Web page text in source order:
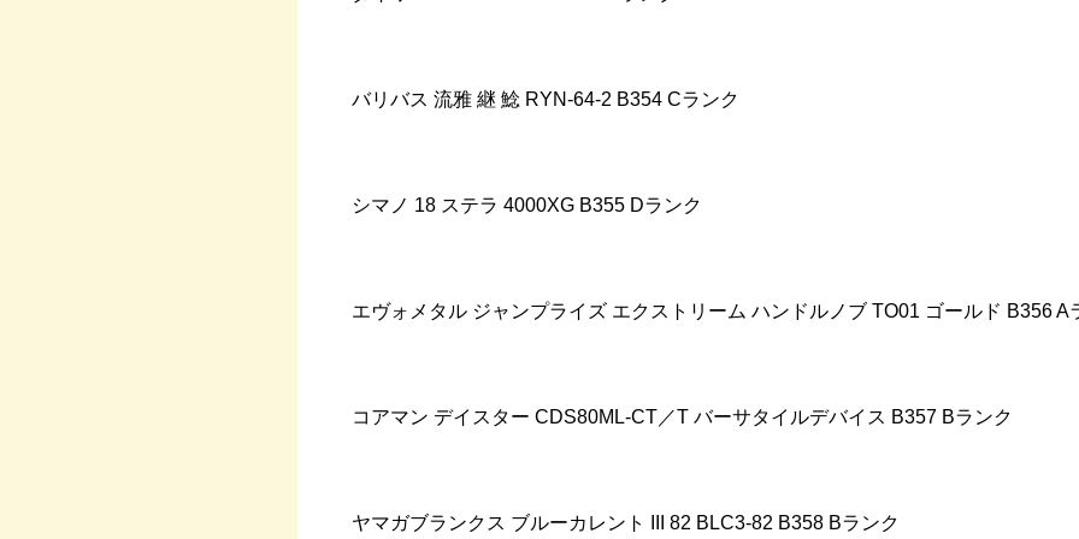
バリバス 流雅 継 鯰 RYN-64-2 B354 Cランク
シマノ 18 ステラ 4000XG B355 Dランク
エヴォメタル ジャンプライズ エクストリーム ハンドルノブ TO01 ゴールド B356 A
コアマン デイスター CDS80ML-CT／T バーサタイルデバイス B357 Bランク
ヤマガブランクス ブルーカレント III 82 BLC3-82 B358 Bランク